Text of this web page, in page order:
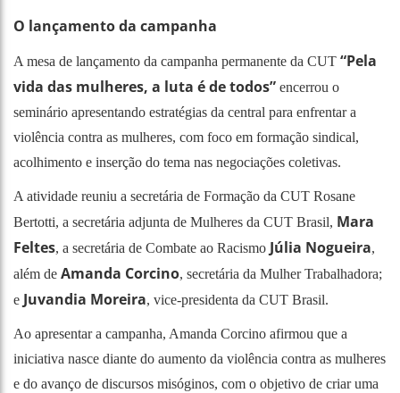
O lançamento da campanha
A mesa de lançamento da campanha permanente da CUT “Pela
vida das mulheres, a luta é de todos” encerrou o
seminário apresentando estratégias da central para enfrentar a
violência contra as mulheres, com foco em formação sindical,
acolhimento e inserção do tema nas negociações coletivas.
A atividade reuniu a secretária de Formação da CUT Rosane
Bertotti, a secretária adjunta de Mulheres da CUT Brasil, Mara
Feltes, a secretária de Combate ao Racismo Júlia Nogueira,
além de Amanda Corcino, secretária da Mulher Trabalhadora;
e Juvandia Moreira, vice-presidenta da CUT Brasil.
Ao apresentar a campanha, Amanda Corcino afirmou que a
iniciativa nasce diante do aumento da violência contra as mulheres
e do avanço de discursos misóginos, com o objetivo de criar uma